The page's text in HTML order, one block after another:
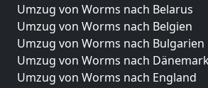
Umzug von Worms nach Belarus
Umzug von Worms nach Belgien
Umzug von Worms nach Bulgarien
Umzug von Worms nach
Umzug von Worms nach England